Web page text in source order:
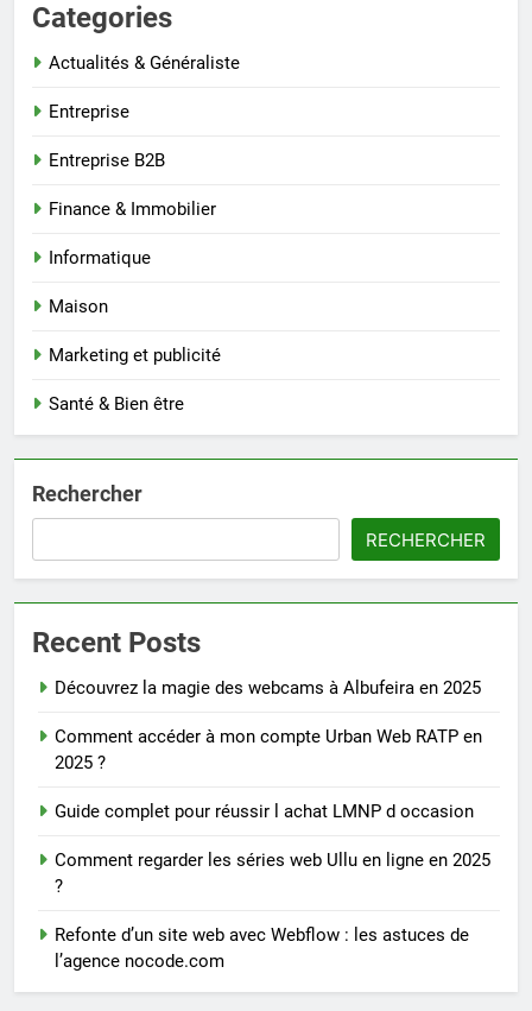
Categories
Actualités & Généraliste
Entreprise
Entreprise B2B
Finance & Immobilier
Informatique
Maison
Marketing et publicité
Santé & Bien être
Rechercher
RECHERCHER
Recent Posts
Découvrez la magie des webcams à Albufeira en 2025
Comment accéder à mon compte Urban Web RATP en
2025 ?
Guide complet pour réussir l achat LMNP d occasion
Comment regarder les séries web Ullu en ligne en 2025
?
Refonte d’un site web avec Webflow : les astuces de
l’agence nocode.com